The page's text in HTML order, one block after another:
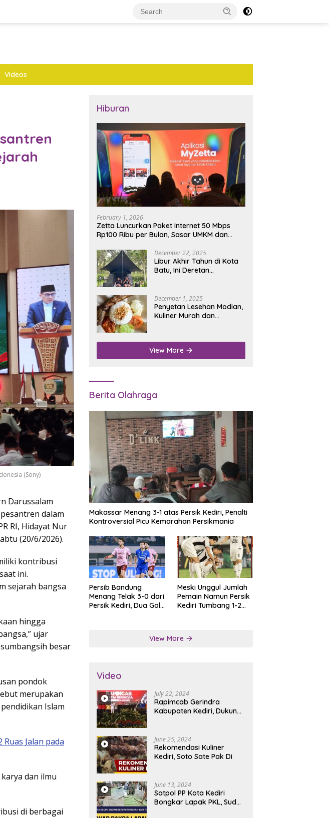
Videos
(Sony)
Darussalam
dalam
RI, Hidayat Nur
(20/6/2026).
kontribusi
ini.
sejarah bangsa
hingga
ujar
besar
pondok
merupakan
Islam
Jalan pada
dan ilmu
di berbagai
Hiburan
February 1, 2026
Zetta Luncurkan Paket Internet 50 Mbps
Rp100 Ribu per Bulan, Sasar UMKM dan
December 22, 2025
Libur Akhir Tahun di Kota
Batu, Ini Deretan
December 1, 2025
Penyetan Lesehan Modian,
Kuliner Murah dan
Nganjuk
View More
Berita Olahraga
Makassar Menang 3-1 atas Persik Kediri, Penalti
Kontroversial Picu Kemarahan Persikmania
Persib Bandung
Menang Telak 3-0 dari
Persik Kediri, Dua Gol
Meski Unggul Jumlah
Pemain Namun Persik
Kediri Tumbang 1-2
View More
Video
July 22, 2024
Rapimcab Gerindra
Kabupaten Kediri, Dukung
June 25, 2024
Rekomendasi Kuliner
Kediri, Soto Sate Pak Di
June 13, 2024
Satpol PP Kota Kediri
Bongkar Lapak PKL, Sudah